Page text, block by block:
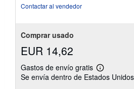
Contactar al vendedor
Comprar usado
EUR 14,62
Gastos de envío gratis
Más
información
Se envía dentro de Estados